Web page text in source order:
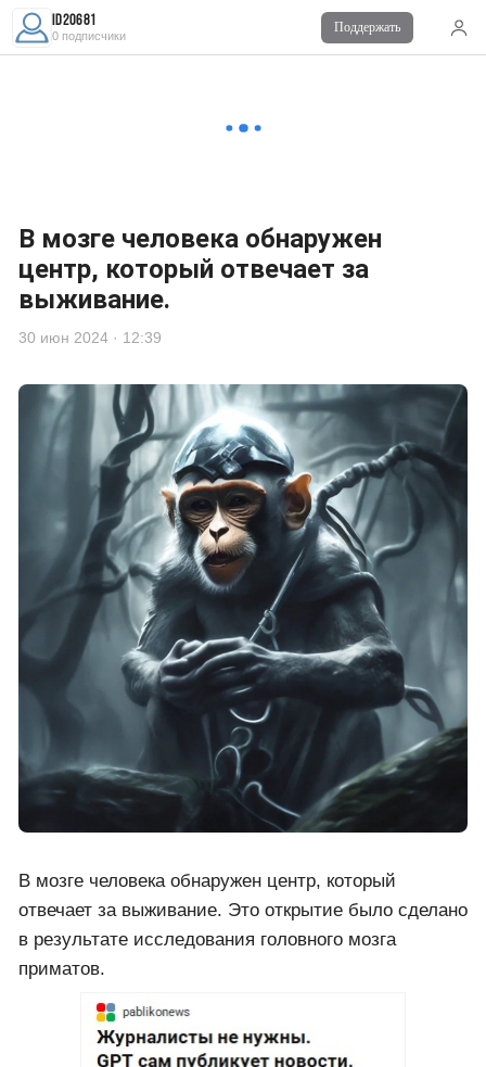
id20681
0 подписчики
Поддержать
Читайте также
В мозге человека обнаружен
центр, который отвечает за
выживание.
30 июн 2024 · 12:39
В мозге человека обнаружен центр, который
отвечает за выживание. Это открытие было сделано
в результате исследования головного мозга
приматов.